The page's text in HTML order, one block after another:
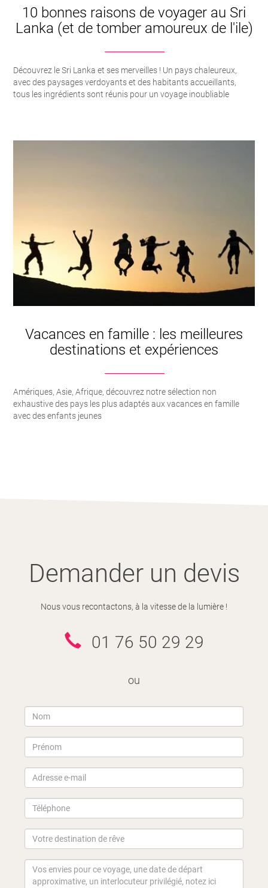
10 bonnes raisons de voyager au Sri
Lanka (et de tomber amoureux de l'ile)
Découvrez le Sri Lanka et ses merveilles ! Un pays chaleureux,
avec des paysages verdoyants et des habitants accueillants,
tous les ingrédients sont réunis pour un voyage inoubliable
Vacances en famille : les meilleures
destinations et expériences
Amériques, Asie, Afrique, découvrez notre sélection non
exhaustive des pays les plus adaptés aux vacances en famille
avec des enfants jeunes
Demander un devis
Nous vous recontactons, à la vitesse de la lumière !
01 76 50 29 29
ou